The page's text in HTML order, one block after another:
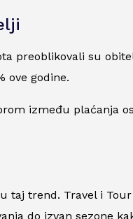
preoblikovali su
ove godine.
između plaćanja
taj trend. Travel i
do izvan sezone